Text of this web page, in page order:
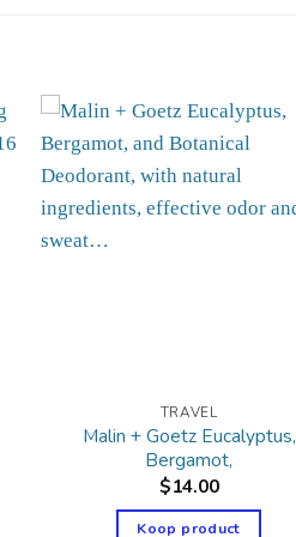
TRAVEL
Malin + Goetz Eucalyptus,
Bergamot,
$14.00
Koop product